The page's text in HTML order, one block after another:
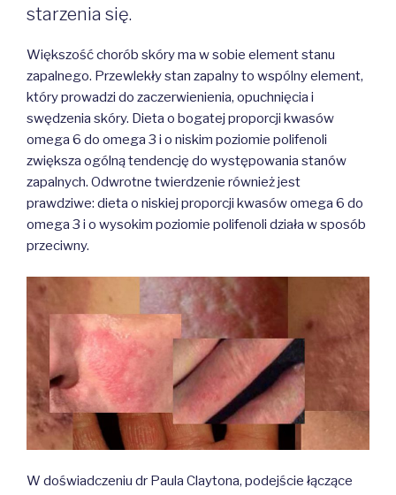
starzenia się.
Większość chorób skóry ma w sobie element stanu
zapalnego. Przewlekły stan zapalny to wspólny element,
który prowadzi do zaczerwienienia, opuchnięcia i
swędzenia skóry. Dieta o bogatej proporcji kwasów
omega 6 do omega 3 i o niskim poziomie polifenoli
zwiększa ogólną tendencję do występowania stanów
zapalnych. Odwrotne twierdzenie również jest
prawdziwe: dieta o niskiej proporcji kwasów omega 6 do
omega 3 i o wysokim poziomie polifenoli działa w sposób
przeciwny.
W doświadczeniu dr Paula Claytona, podejście łączące